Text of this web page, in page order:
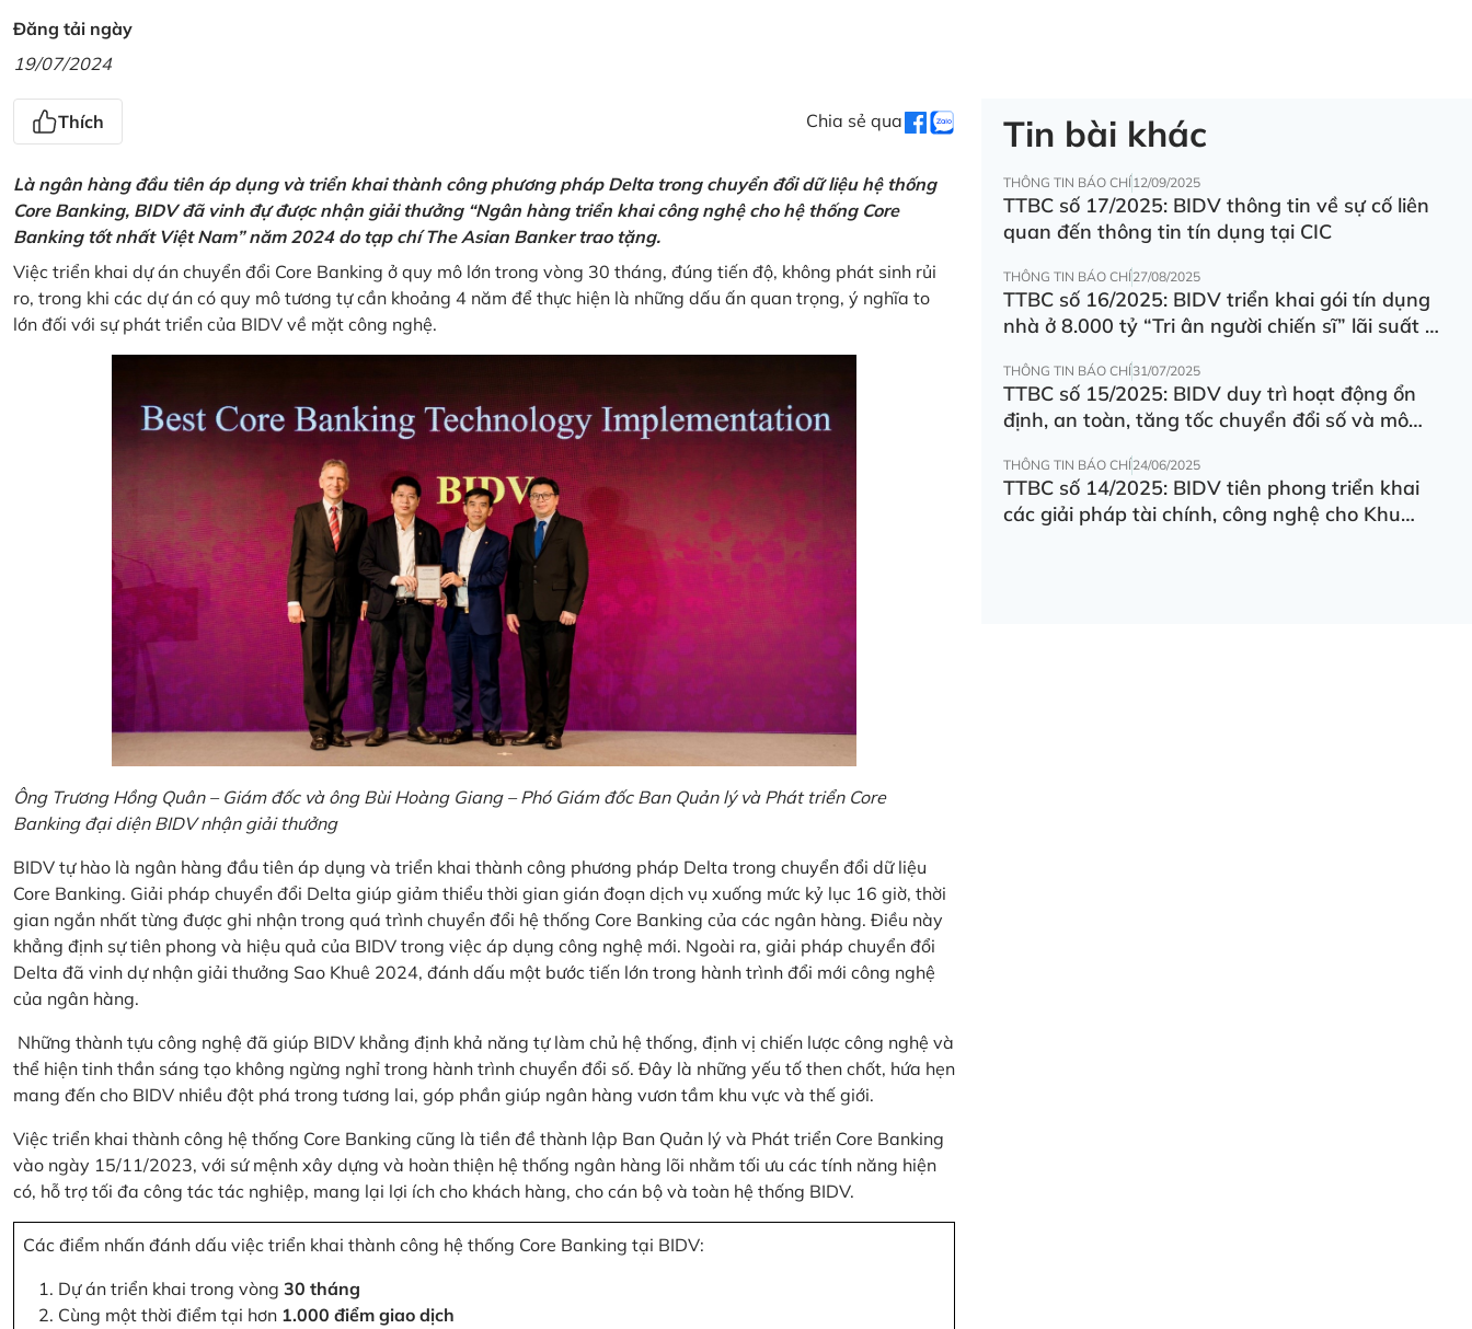
Đăng tải ngày
19/07/2024
Thích Chia sẻ qua
Là ngân hàng đầu tiên áp dụng và triển khai thành công phương pháp Delta trong chuyển đổi dữ liệu hệ thống
Core Banking, BIDV đã vinh đự được nhận giải thưởng “Ngân hàng triển khai công nghệ cho hệ thống Core
Banking tốt nhất Việt Nam” năm 2024 do tạp chí The Asian Banker trao tặng.
Việc triển khai dự án chuyển đổi Core Banking ở quy mô lớn trong vòng 30 tháng, đúng tiến độ, không phát sinh rủi
ro, trong khi các dự án có quy mô tương tự cần khoảng 4 năm để thực hiện là những dấu ấn quan trọng, ý nghĩa to
lớn đối với sự phát triển của BIDV về mặt công nghệ.
Ông Trương Hồng Quân – Giám đốc và ông Bùi Hoàng Giang – Phó Giám đốc Ban Quản lý và Phát triển Core
Banking đại diện BIDV nhận giải thưởng
BIDV tự hào là ngân hàng đầu tiên áp dụng và triển khai thành công phương pháp Delta trong chuyển đổi dữ liệu
Core Banking. Giải pháp chuyển đổi Delta giúp giảm thiểu thời gian gián đoạn dịch vụ xuống mức kỷ lục 16 giờ, thời
gian ngắn nhất từng được ghi nhận trong quá trình chuyển đổi hệ thống Core Banking của các ngân hàng. Điều này
khẳng định sự tiên phong và hiệu quả của BIDV trong việc áp dụng công nghệ mới. Ngoài ra, giải pháp chuyển đổi
Delta đã vinh dự nhận giải thưởng Sao Khuê 2024, đánh dấu một bước tiến lớn trong hành trình đổi mới công nghệ
của ngân hàng.
Những thành tựu công nghệ đã giúp BIDV khẳng định khả năng tự làm chủ hệ thống, định vị chiến lược công nghệ và
thể hiện tinh thần sáng tạo không ngừng nghỉ trong hành trình chuyển đổi số. Đây là những yếu tố then chốt, hứa hẹn
mang đến cho BIDV nhiều đột phá trong tương lai, góp phần giúp ngân hàng vươn tầm khu vực và thế giới.
Việc triển khai thành công hệ thống Core Banking cũng là tiền đề thành lập Ban Quản lý và Phát triển Core Banking
vào ngày 15/11/2023, với sứ mệnh xây dựng và hoàn thiện hệ thống ngân hàng lõi nhằm tối ưu các tính năng hiện
có, hỗ trợ tối đa công tác tác nghiệp, mang lại lợi ích cho khách hàng, cho cán bộ và toàn hệ thống BIDV.
Các điểm nhấn đánh dấu việc triển khai thành công hệ thống Core Banking tại BIDV:
Dự án triển khai trong vòng 30 tháng
Cùng một thời điểm tại hơn 1.000 điểm giao dịch
Tin bài khác
THÔNG TIN BÁO CHÍ12/09/2025
TTBC số 17/2025: BIDV thông tin về sự cố liên
quan đến thông tin tín dụng tại CIC
THÔNG TIN BÁO CHÍ27/08/2025
TTBC số 16/2025: BIDV triển khai gói tín dụng
nhà ở 8.000 tỷ “Tri ân người chiến sĩ” lãi suất ưu
THÔNG TIN BÁO CHÍ31/07/2025
TTBC số 15/2025: BIDV duy trì hoạt động ổn
định, an toàn, tăng tốc chuyển đổi số và mô
THÔNG TIN BÁO CHÍ24/06/2025
TTBC số 14/2025: BIDV tiên phong triển khai
các giải pháp tài chính, công nghệ cho Khu